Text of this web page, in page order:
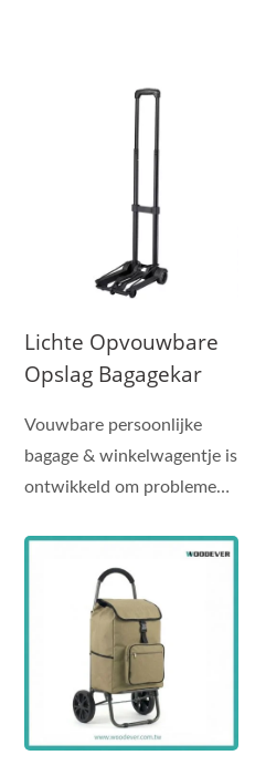
Lichte Opvouwbare
Opslag Bagagekar
Een-Stop
Groothandelaar.
Vouwbare persoonlijke
bagage & winkelwagentje is
ontwikkeld om problemen